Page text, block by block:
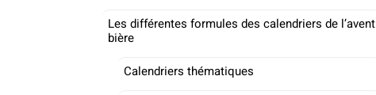
Les différentes formules des calendriers de l’avent
bière
Calendriers thématiques